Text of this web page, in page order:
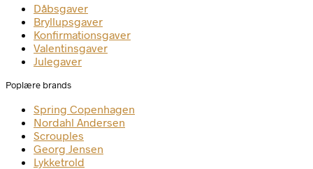
Dåbsgaver
Bryllupsgaver
Konfirmationsgaver
Valentinsgaver
Julegaver
Poplære brands
Spring Copenhagen
Nordahl Andersen
Scrouples
Georg Jensen
Lykketrold